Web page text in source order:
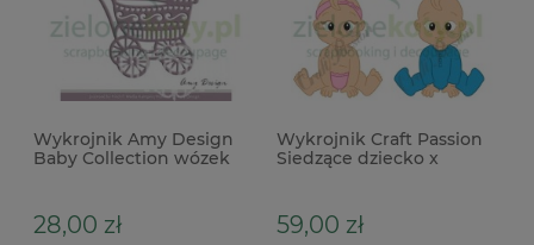
Wykrojnik Amy Design
Baby Collection wózek
28,00 zł
Wykrojnik Craft Passion
Siedzące dziecko x
59,00 zł